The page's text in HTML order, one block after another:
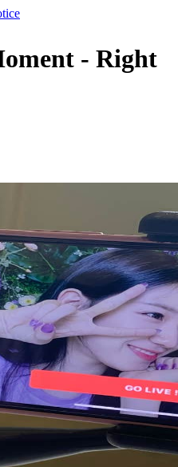
- Right